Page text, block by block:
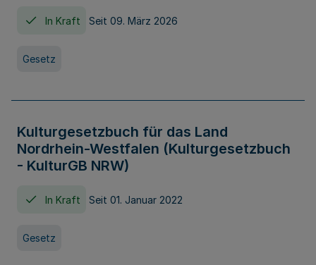
In Kraft Seit 09. März 2026
Gesetz
Kulturgesetzbuch für das Land
Nordrhein-Westfalen (Kulturgesetzbuch
- KulturGB NRW)
In Kraft Seit 01. Januar 2022
Gesetz